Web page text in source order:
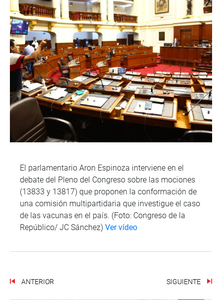
El parlamentario Aron Espinoza interviene en el
debate del Pleno del Congreso sobre las mociones
(13833 y 13817) que proponen la conformación de
una comisión multipartidaria que investigue el caso
de las vacunas en el país. (Foto: Congreso de la
Repúblico/ JC Sánchez) Ver vídeo
ANTERIOR SIGUIENTE